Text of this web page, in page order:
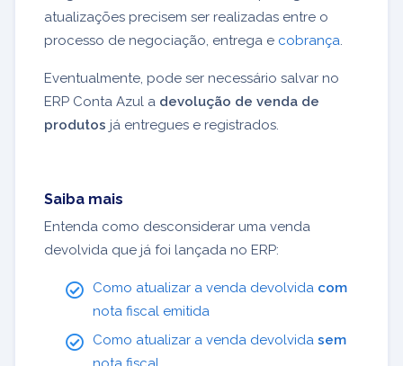
atualizações precisem ser realizadas entre o
processo de negociação, entrega e cobrança
Eventualmente, pode ser necessário salvar no
ERP Conta Azul a devolução de venda de
produtos já entregues e registrados.
Saiba mais
Entenda como desconsiderar uma venda
devolvida que já foi lançada no ERP:
Como atualizar a venda devolvida com
nota fiscal emitida
Como atualizar a venda devolvida sem